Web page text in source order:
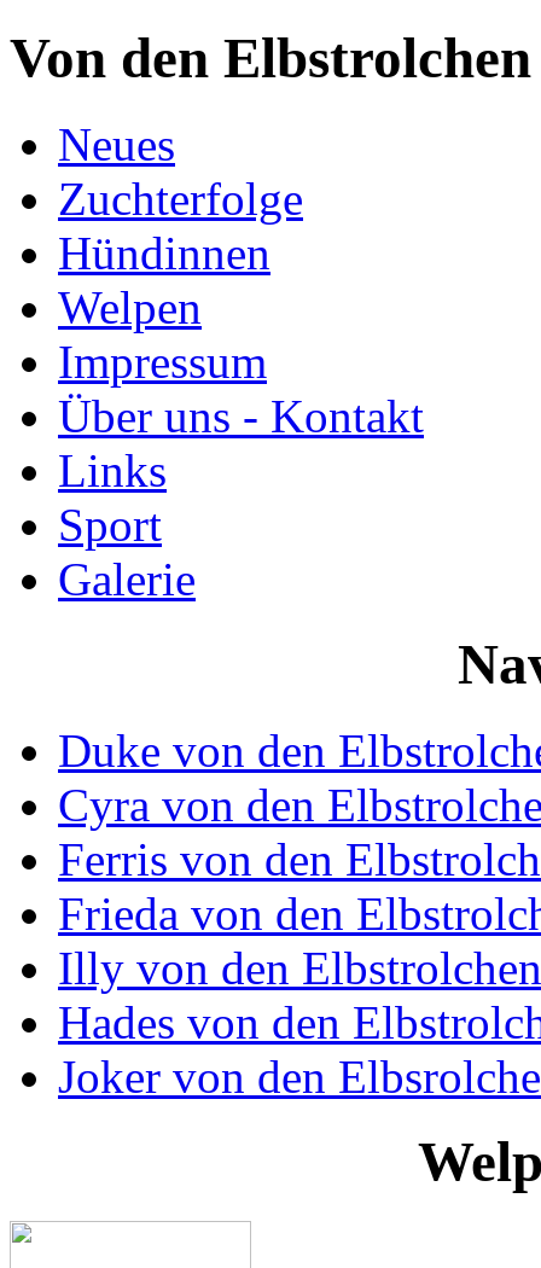
Von den Elbstrolchen
Neues
Zuchterfolge
Hündinnen
Welpen
Impressum
Über uns - Kontakt
Links
Sport
Galerie
Duke von den
Cyra von den
Ferris von den
Frieda von den
Illy von den Elbstrolchen
Hades von den
Joker von den